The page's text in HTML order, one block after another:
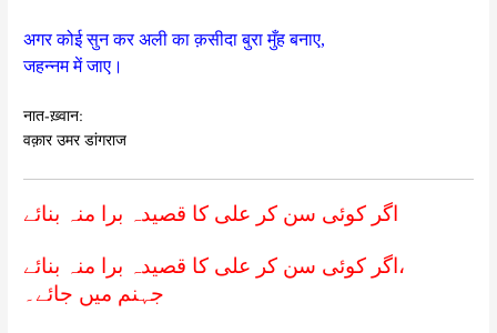
अगर कोई सुन कर अली का क़सीदा बुरा मुँह बनाए,
जहन्नम में जाए।
नात-ख़्वान:
वक़ार उमर डांगराज
اگر کوئی سن کر علی کا قصیدہ برا منہ بنائے
اگر کوئی سن کر علی کا قصیدہ برا منہ بنائے،
جہنم میں جائے۔